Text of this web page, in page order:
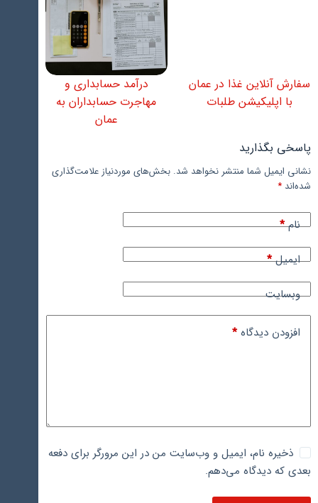
سفارش آنلاین غذا در عمان
با اپلیکیشن طلبات
درآمد حسابداری و
مهاجرت حسابداران به
عمان
پاسخی بگذارید
نشانی ایمیل شما منتشر نخواهد شد. بخش‌های موردنیاز علامت‌گذاری
شده‌اند *
نام*
ایمیل*
وبسایت
افزودن دیدگاه*
ذخیره نام، ایمیل و وب‌سایت من در این مرورگر برای دفعه
بعدی که دیدگاه می‌دهم.